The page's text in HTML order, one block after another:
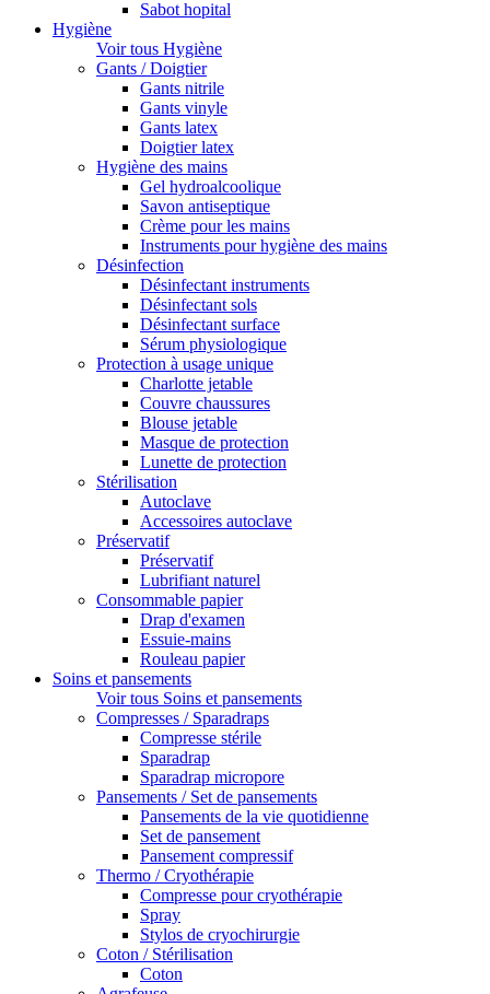
Sabot hopital
Hygiène
Voir tous Hygiène
Gants / Doigtier
Gants nitrile
Gants vinyle
Gants latex
Doigtier latex
Hygiène des mains
Gel hydroalcoolique
Savon antiseptique
Crème pour les mains
Instruments pour hygiène des mains
Désinfection
Désinfectant instruments
Désinfectant sols
Désinfectant surface
Sérum physiologique
Protection à usage unique
Charlotte jetable
Couvre chaussures
Blouse jetable
Masque de protection
Lunette de protection
Stérilisation
Autoclave
Accessoires autoclave
Préservatif
Préservatif
Lubrifiant naturel
Consommable papier
Drap d'examen
Essuie-mains
Rouleau papier
Soins et pansements
Voir tous Soins et pansements
Compresses / Sparadraps
Compresse stérile
Sparadrap
Sparadrap micropore
Pansements / Set de pansements
Pansements de la vie quotidienne
Set de pansement
Pansement compressif
Thermo / Cryothérapie
Compresse pour cryothérapie
Spray
Stylos de cryochirurgie
Coton / Stérilisation
Coton